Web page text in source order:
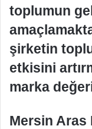
toplumun
şirketin
etkisini
marka
Mersin Aras